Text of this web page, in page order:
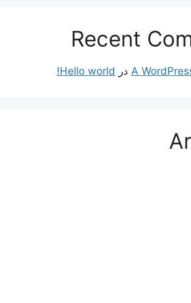
Recent
A در Hello world!